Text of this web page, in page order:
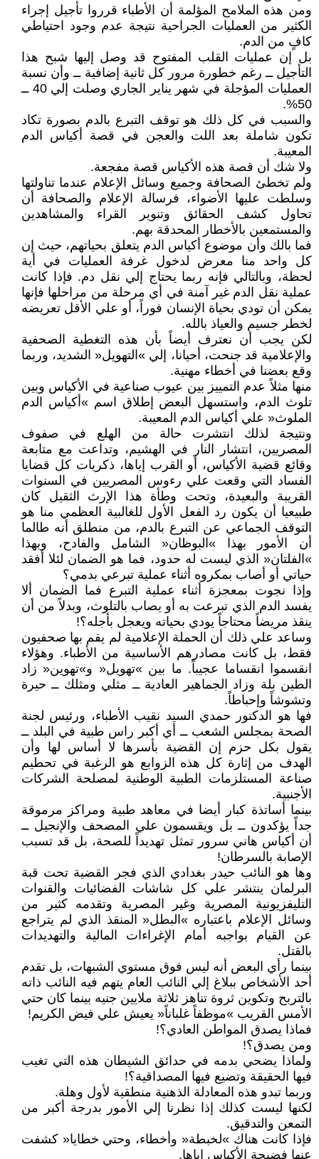
ومن هذه الملامح المؤلمة أن الأطباء قرروا تأجيل إجراء
الكثير من العمليات الجراحية نتيجة عدم وجود احتياطي
كافٍ من الدم.
بل إن عمليات القلب المفتوح قد وصل إليها شبح هذا
التأجيل ــ رغم خطورة مرور كل ثانية إضافية ــ وأن نسبة
العمليات المؤجلة في شهر يناير الجاري وصلت إلي 40 ــ
50%.
والسبب في كل ذلك هو توقف التبرع بالدم بصورة تكاد
تكون شاملة بعد اللت والعجن في قصة أكياس الدم
المعيبة.
ولا شك أن قصة هذه الأكياس قصة مفجعة.
ولم تخطئ الصحافة وجميع وسائل الإعلام عندما تناولتها
وسلطت عليها الأضواء، فرسالة الإعلام والصحافة أن
تحاول كشف الحقائق وتنوير القراء والمشاهدين
والمستمعين بالأخطار المحدقة بهم.
فما بالك وأن موضوع أكياس الدم يتعلق بحياتهم، حيث إن
كل واحد منا معرض لدخول غرفة العمليات في أية
لحظة، وبالتالي فإنه ربما يحتاج إلي نقل دم. فإذا كانت
عملية نقل الدم غير آمنة في أي مرحلة من مراحلها فإنها
يمكن أن تودي بحياة الإنسان فوراً، أو علي الأقل تعريضه
لخطر جسيم والعياذ بالله.
لكن يجب أن نعترف أيضاً بأن هذه التغطية الصحفية
والإعلامية قد جنحت، أحيانا، إلي »التهويل« الشديد، وربما
وقع بعضنا في أخطاء مهنية.
منها مثلاً عدم التمييز بين عيوب صناعية في الأكياس وبين
تلوث الدم، واستسهل البعض إطلاق اسم »أكياس الدم
الملوث« علي أكياس الدم المعيبة.
ونتيجة لذلك انتشرت حالة من الهلع في صفوف
المصريين، انتشار النار في الهشيم، وتداعت مع متابعة
وقائع قضية الأكياس، أو القرب إياها، ذكريات كل قضايا
الفساد التي وقعت علي رءوس المصريين في السنوات
القريبة والبعيدة، وتحت وطأة هذا الإرث الثقيل كان
طبيعيا أن يكون رد الفعل الأول للغالبية العظمي منا هو
التوقف الجماعي عن التبرع بالدم، من منطلق أنه طالما
أن الأمور بهذا »البوظان« الشامل والفادح، وبهذا
»الفلتان« الذي ليست له حدود، فما هو الضمان لئلا أفقد
حياتي أو أصاب بمكروه أثناء عملية تبرعي بدمي؟
وإذا نجوت بمعجزة أثناء عملية التبرع فما الضمان ألا
يفسد الدم الذي تبرعت به أو يصاب بالتلوث، وبدلاً من أن
ينقذ مريضاً محتاجاً يودي بحياته ويعجل بأجله؟!
وساعد علي ذلك أن الحملة الإعلامية لم يقم بها صحفيون
فقط، بل كانت مصادرهم الأساسية من الأطباء. وهؤلاء
انقسموا انقساما عجيباً. ما بين »تهويل« و»تهوين« زاد
الطين بلة وزاد الجماهير العادية ــ مثلي ومثلك ــ حيرة
وتشوشاً وإحباطاً.
فها هو الدكتور حمدي السيد نقيب الأطباء، ورئيس لجنة
الصحة بمجلس الشعب ــ أي أكبر راس طبية في البلد ــ
يقول بكل حزم إن القضية بأسرها لا أساس لها وأن
الهدف من إثارة كل هذه الزوابع هو الرغبة في تحطيم
صناعة المستلزمات الطبية الوطنية لمصلحة الشركات
الأجنبية.
بينما أساتذة كبار أيضا في معاهد طبية ومراكز مرموقة
جداً يؤكدون ــ بل ويقسمون علي المصحف والإنجيل ــ
أن أكياس هاني سرور تمثل تهديداً للصحة، بل قد تسبب
الإصابة بالسرطان!
وها هو النائب حيدر بغدادي الذي فجر القضية تحت قبة
البرلمان ينتشر علي كل شاشات الفضائيات والقنوات
التليفزيونية المصرية وغير المصرية وتقدمه كثير من
وسائل الإعلام باعتباره »البطل« المنقذ الذي لم يتراجع
عن القيام بواجبه أمام الإغراءات المالية والتهديدات
بالقتل.
بينما رأي البعض أنه ليس فوق مستوي الشبهات، بل تقدم
أحد الأشخاص ببلاغ إلي النائب العام يتهم فيه النائب ذاته
بالتربح وتكوين ثروة تناهز ثلاثة ملايين جنيه بينما كان حتي
الأمس القريب »موظفاً غلباناً« يعيش علي فيض الكريم!
فماذا يصدق المواطن العادي؟!
ومن يصدق؟!
ولماذا يضحي بدمه في حدائق الشيطان هذه التي تغيب
فيها الحقيقة وتضيع فيها المصداقية؟!
وربما تبدو هذه المعادلة الذهنية منطقية لأول وهلة.
لكنها ليست كذلك إذا نظرنا إلي الأمور بدرجة أكبر من
التمعن والتدقيق.
فإذا كانت هناك »لخبطة« وأخطاء، وحتي خطايا« كشفت
عنها فضيحة الأكياس إياها.